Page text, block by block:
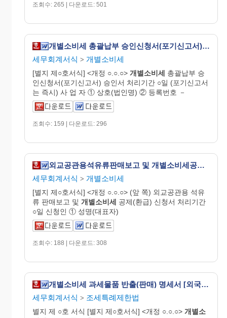
조회수: 265 | 다운로드: 501
개별소비세 총괄납부 승인신청서(포기신고서) [개별소비세법 시행규칙 서식8]
세무회계서식 > 개별소비세
[별지 제○호서식] <개정 ○.○.○> 개별소비세 총괄납부 승
인신청서(포기신고서) 승인서 처리기간 ○일 (포기신고서
는 즉시) 사 업 자 ① 상호(법인명) ② 등록번호 －
조회수: 159 | 다운로드: 296
외교공관용석유류판매보고 및 개별소비세공제(환급)신청서 [개별소비세법 시행규칙 서식17]
세무회계서식 > 개별소비세
[별지 제○호서식] <개정 ○.○.○> (앞 쪽) 외교공관용 석유
류 판매보고 및 개별소비세 공제(환급) 신청서 처리기간
○일 신청인 ① 성명(대표자)
조회수: 188 | 다운로드: 308
개별소비세 과세물품 반출(판매) 명세서 [외국인관광객 등에 대한 부가가치세 및 개별소비세 특례규정 시행규칙 서식8]
세무회계서식 > 조세특례제한법
별지 제 ○호 서식 [별지 제○호서식] <개정 ○.○.○> 개별소